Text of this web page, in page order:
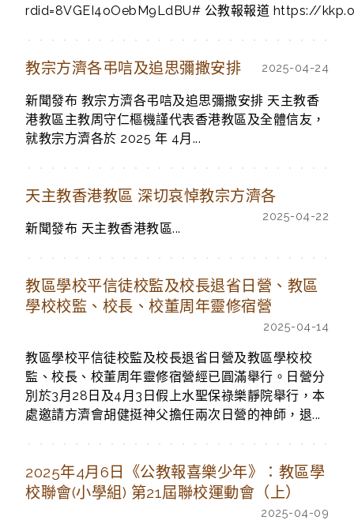
rdid=8VGEI4oOebM9LdBU# 公教報報道 https://
教宗方濟各弔唁及追思彌撒安排 2025-04-24
新聞發布 教宗方濟各弔唁及追思彌撒安排 天主教香
港教區主教周守仁樞機謹代表香港教區及全體信友，
就教宗方濟各於 2025 年 4月...
天主教香港教區 深切哀悼教宗方濟各
2025-04-22
新聞發布 天主教香港教區...
教區學校平信徒校監及校長退省日營、教區
學校校監、校長、校董周年靈修宿營
2025-04-14
教區學校平信徒校監及校長退省日營及教區學校校
監、校長、校董周年靈修宿營經已圓滿舉行。日營分
別於3月28日及4月3日假上水聖保祿樂靜院舉行，本
處邀請方濟會胡健挺神父擔任兩次日營的神師，退...
2025年4月6日《公教報喜樂少年》：教區學
校聯會(小學組) 第21屆聯校運動會（上）
2025-04-09